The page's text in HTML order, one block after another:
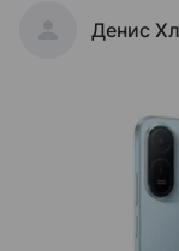
Денис